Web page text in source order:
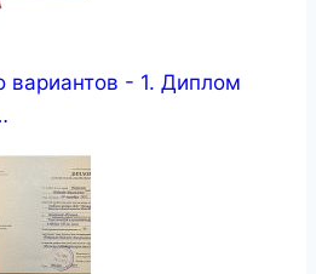
вариантов - 1. Диплом